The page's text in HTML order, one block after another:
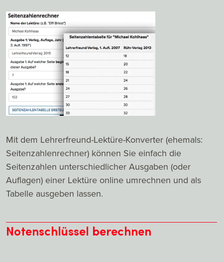
Mit dem Lehrerfreund-Lektüre-Konverter (ehemals:
Seitenzahlenrechner) können Sie einfach die
Seitenzahlen unterschiedlicher Ausgaben (oder
Auflagen) einer Lektüre online umrechnen und als
Tabelle ausgeben lassen.
Notenschlüssel berechnen